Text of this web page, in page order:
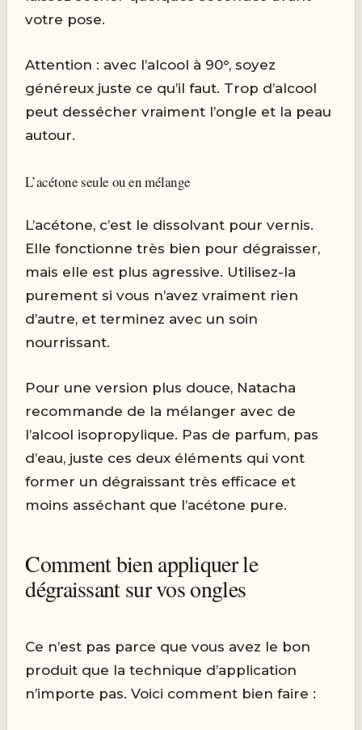
votre pose.
Attention : avec l’alcool à 90°, soyez
généreux juste ce qu’il faut. Trop d’alcool
peut dessécher vraiment l’ongle et la peau
autour.
L’acétone seule ou en mélange
L’acétone, c’est le dissolvant pour vernis.
Elle fonctionne très bien pour dégraisser,
mais elle est plus agressive. Utilisez-la
purement si vous n’avez vraiment rien
d’autre, et terminez avec un soin
nourrissant.
Pour une version plus douce, Natacha
recommande de la mélanger avec de
l’alcool isopropylique. Pas de parfum, pas
d’eau, juste ces deux éléments qui vont
former un dégraissant très efficace et
moins asséchant que l’acétone pure.
Comment bien appliquer le
dégraissant sur vos ongles
Ce n’est pas parce que vous avez le bon
produit que la technique d’application
n’importe pas. Voici comment bien faire :